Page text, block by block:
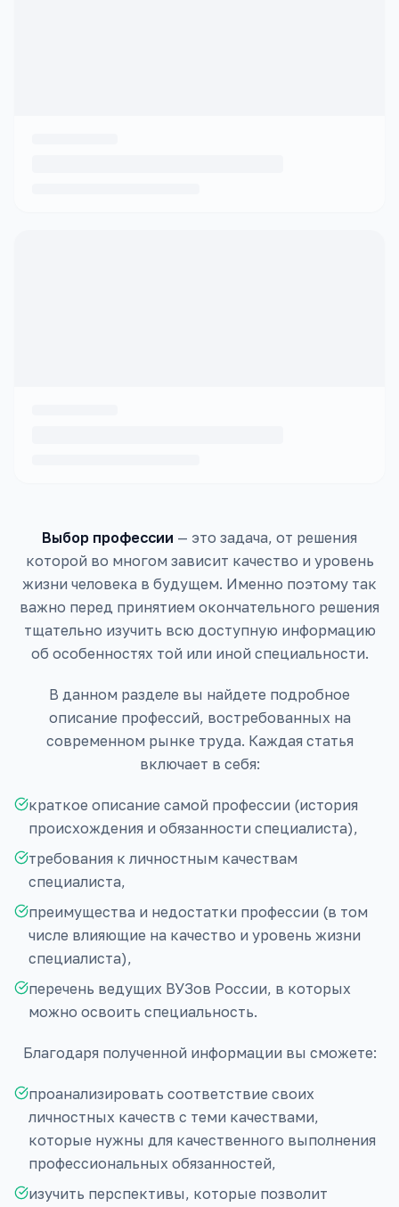
Выбор профессии — это задача, от решения
которой во многом зависит качество и уровень
жизни человека в будущем. Именно поэтому так
важно перед принятием окончательного решения
тщательно изучить всю доступную информацию
об особенностях той или иной специальности.
В данном разделе вы найдете подробное
описание профессий, востребованных на
современном рынке труда. Каждая статья
включает в себя:
краткое описание самой профессии (история
происхождения и обязанности специалиста),
требования к личностным качествам
специалиста,
преимущества и недостатки профессии (в том
числе влияющие на качество и уровень жизни
специалиста),
перечень ведущих ВУЗов России, в которых
можно освоить специальность.
Благодаря полученной информации вы сможете:
проанализировать соответствие своих
личностных качеств с теми качествами,
которые нужны для качественного выполнения
профессиональных обязанностей,
изучить перспективы, которые позволит